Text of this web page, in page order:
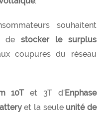
souhaitent
de stocker le surplus
coupures du réseau
10Tet 3T d’Enphase
et la seule unité de